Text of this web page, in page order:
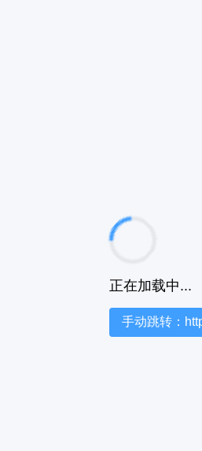
正在加载中...
手动跳转：